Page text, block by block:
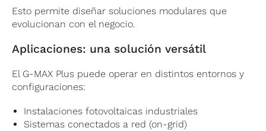
– Detección de arco eléctrico (AFCI)
funcionamiento seguro incluso en
Esto permite diseñar soluciones modulares que
evolucionan con el negocio.
Aplicaciones: una solución versátil
El G-MAX Plus puede operar en distintos entornos y
configuraciones:
Instalaciones fotovoltaicas industriales
Sistemas conectados a red (on-grid)